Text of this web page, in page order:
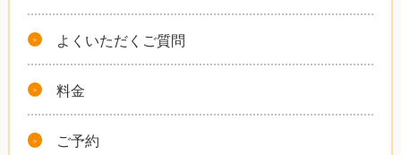
よくいただくご質問
料金
ご予約